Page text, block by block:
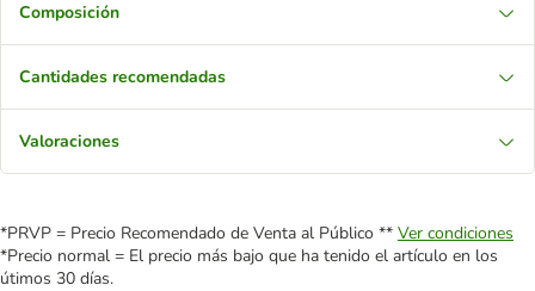
Composición
Cantidades recomendadas
Valoraciones
*PRVP = Precio Recomendado de Venta al Público ** Ver condiciones
*Precio normal = El precio más bajo que ha tenido el artículo en los
útimos 30 días.